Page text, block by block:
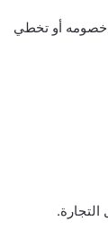
خصومه أو تخطي